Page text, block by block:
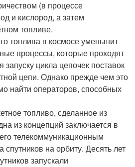
(в процессе
и кислород, а затем
топливе.
топлива в космосе уменьшит
процессы, которые проходят
запуску цикла цепочек поставок
цепи. Однако прежде чем это
найти операторов, способных
топливо, сделанное из
из концепций заключается в
телекоммуникационным
спутников на орбиту. Десять лет
запускали